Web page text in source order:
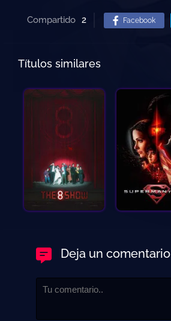
Compartido 2 Facebook
Títulos similares
Deja un comentario